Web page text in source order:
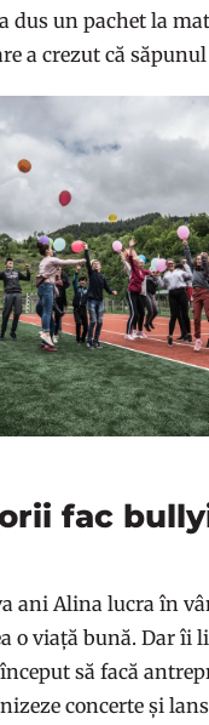
dus un pachet la
a crezut că
fac
ani Alina lucra în
o viață bună. Dar îi
să facă
concerte și